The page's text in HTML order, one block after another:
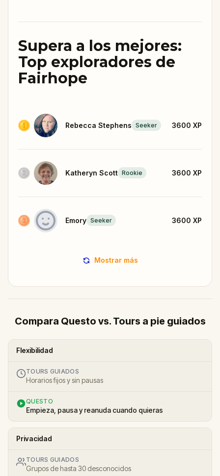
Supera a los mejores:
Top exploradores de
Fairhope
Rebecca Stephens Seeker 3600 XP
Katheryn Scott Rookie 3600 XP
Emory Seeker 3600 XP
Mostrar más
Compara Questo vs. Tours a pie guiados
Flexibilidad
TOURS GUIADOS
Horarios fijos y sin pausas
QUESTO
Empieza, pausa y reanuda cuando quieras
Privacidad
TOURS GUIADOS
Grupos de hasta 30 desconocidos